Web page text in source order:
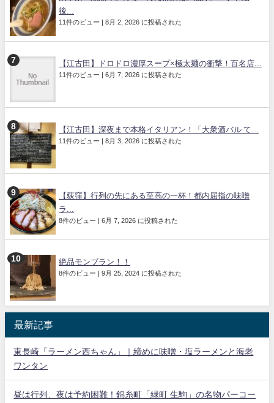
後...
11件のビュー | 8月 2, 2026 に投稿された
【江古田】ドロドロ濃厚スープ×極太麺の衝撃！百名店...
11件のビュー | 6月 7, 2026 に投稿された
【江古田】深夜まで本格イタリアン！「大衆酒バル て...
11件のビュー | 8月 3, 2026 に投稿された
【荻窪】行列の先にある至高の一杯！都内屈指の味噌
ラ...
8件のビュー | 6月 7, 2026 に投稿された
絶品モンブラン！！
8件のビュー | 9月 25, 2024 に投稿された
最新記事
東長崎「ラーメン西ちゃん」｜締めに味噌・塩ラーメンと海老
ワンタン
昼は行列、夜は予約困難！錦糸町「緑町 生駒」の名物パーコー